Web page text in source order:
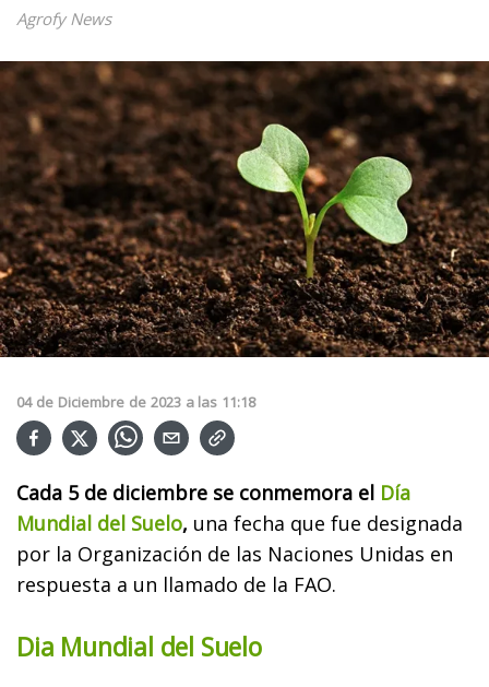
Agrofy News
04 de Diciembre de 2023 a las 11:18
Cada 5 de diciembre se conmemora el Día
Mundial del Suelo, una fecha que fue designada
por la Organización de las Naciones Unidas en
respuesta a un llamado de la FAO.
Dia Mundial del Suelo